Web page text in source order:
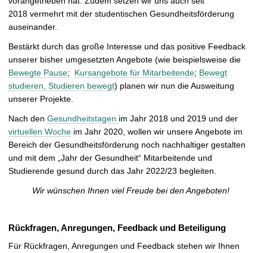
2018 vermehrt mit der studentischen Gesundheitsförderung
auseinander.
Bestärkt durch das große Interesse und das positive Feedback
unserer bisher umgesetzten Angebote (wie beispielsweise die
Bewegte Pause; Kursangebote für Mitarbeitende; Bewegt
studieren, Studieren bewegt) planen wir nun die Ausweitung
unserer Projekte.
Nach den Gesundheitstagen im Jahr 2018 und 2019 und der
virtuellen Woche im Jahr 2020, wollen wir unsere Angebote im
Bereich der Gesundheitsförderung noch nachhaltiger gestalten
und mit dem „Jahr der Gesundheit“ Mitarbeitende und
Studierende gesund durch das Jahr 2022/23 begleiten.
Wir wünschen Ihnen viel Freude bei den Angeboten!
Rückfragen, Anregungen, Feedback und Beteiligung
Für Rückfragen, Anregungen und Feedback stehen wir Ihnen